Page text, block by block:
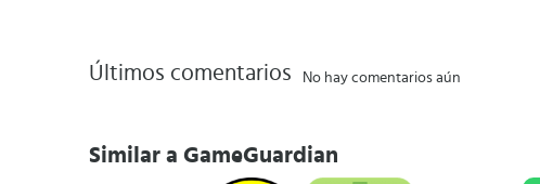
Últimos comentarios No hay comentarios aún
Similar a GameGuardian